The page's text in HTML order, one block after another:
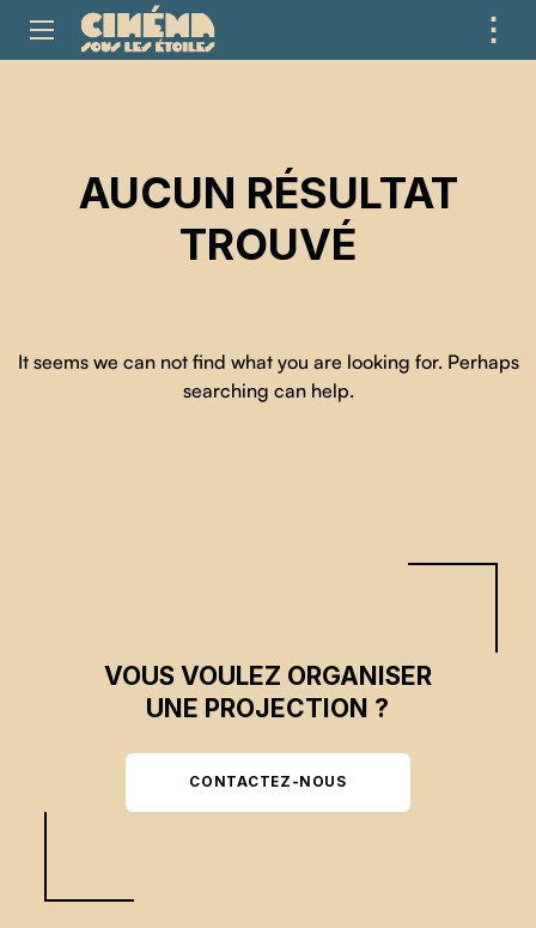
⋮
AUCUN RÉSULTAT
TROUVÉ
It seems we can not find what you are looking for. Perhaps
searching can help.
VOUS VOULEZ ORGANISER
UNE PROJECTION ?
CONTACTEZ-NOUS